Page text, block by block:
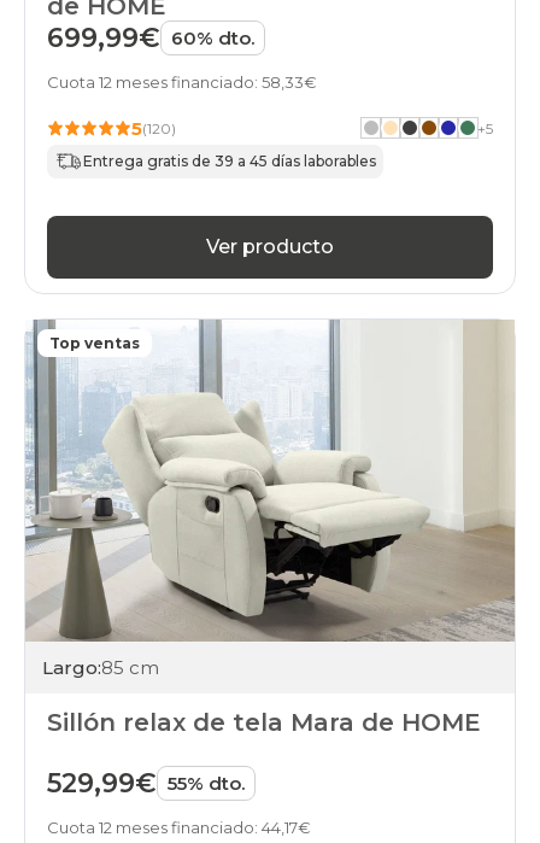
699,99€ 60% dto.
Cuota 12 meses financiado: 58,33€
5(120) +5
Entrega gratis de 39 a 45 días laborables
Ver producto
Top ventas
Largo:85 cm
Sillón relax de tela Mara de HOME
529,99€ 55% dto.
Cuota 12 meses financiado: 44,17€